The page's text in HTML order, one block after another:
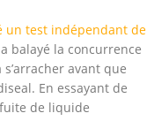
un test indépendant de
balayé la concurrence
avant que
En essayant de
de liquide